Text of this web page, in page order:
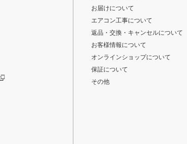
お届けについて
エアコン工事について
返品・交換・キャンセルについて
お客様情報について
オンラインショップについて
保証について
その他